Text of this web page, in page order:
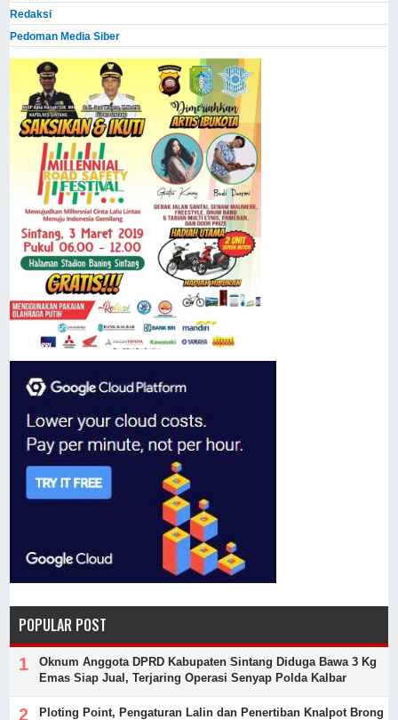
Redaksi
Pedoman Media Siber
POPULAR POST
Oknum Anggota DPRD Kabupaten Sintang Diduga Bawa 3 Kg
Emas Siap Jual, Terjaring Operasi Senyap Polda Kalbar
Ploting Point, Pengaturan Lalin dan Penertiban Knalpot Brong